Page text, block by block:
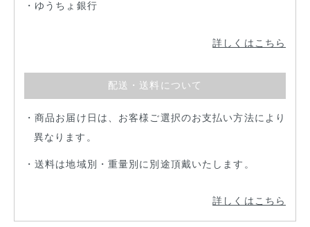
ゆうちょ銀行
詳しくはこちら
配送・送料について
商品お届け日は、お客様ご選択のお支払い方法により
異なります。
送料は地域別・重量別に別途頂戴いたします。
詳しくはこちら